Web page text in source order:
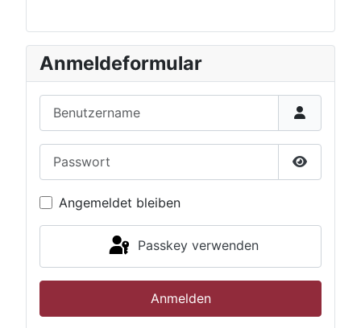
Anmeldeformular
Passwort
Angemeldet bleiben
Passkey verwenden
Anmelden